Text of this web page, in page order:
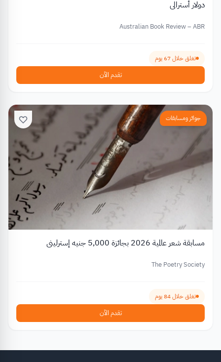
دولار أسترالي
Australian Book Review – ABR
تغلق خلال 67 يوم
تقدم الآن
جوائز ومسابقات
مسابقة شعر عالمية 2026 بجائزة 5,000 جنيه إسترليني
The Poetry Society
تغلق خلال 84 يوم
تقدم الآن